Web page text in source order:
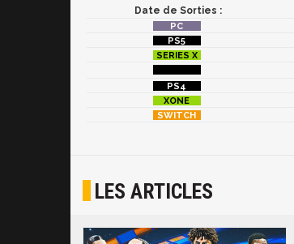
Date de Sorties :
LES ARTICLES